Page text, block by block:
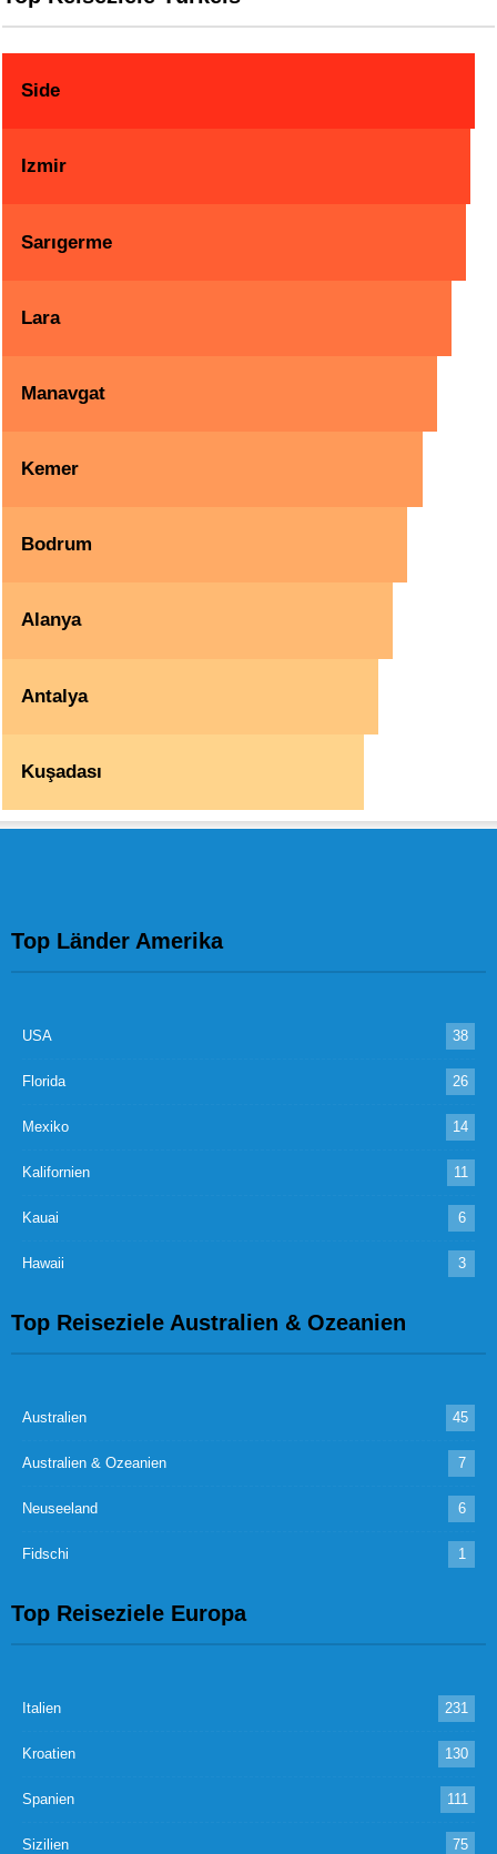
Side
Izmir
Sarıgerme
Lara
Manavgat
Kemer
Bodrum
Alanya
Antalya
Kuşadası
Top Länder Amerika
USA 38
Florida 26
Mexiko 14
Kalifornien 11
Kauai 6
Hawaii 3
Top Reiseziele Australien & Ozeanien
Australien 45
Australien & Ozeanien 7
Neuseeland 6
Fidschi 1
Top Reiseziele Europa
Italien 231
Kroatien 130
Spanien 111
Sizilien 75